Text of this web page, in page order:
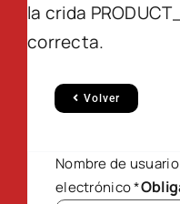
la crida
correcta.
Volver
Nombre de
electrónico*